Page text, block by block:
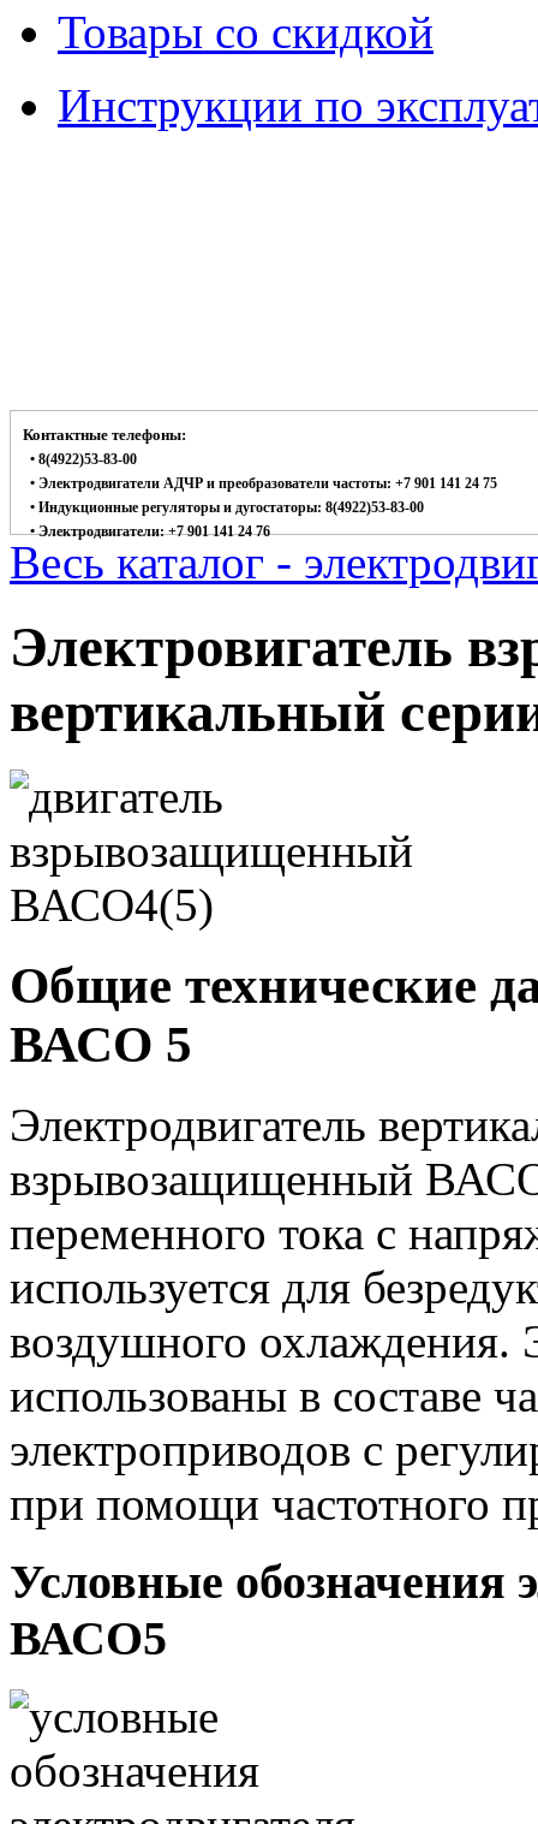
Товары со скидкой
Инструкции по
Контактные телефоны:
• 8(4922)53-83-00
• Электродвигатели АДЧР и преобразователи частоты: +7 901 141 24 75
• Индукционные регуляторы и дугостаторы: 8(4922)53-83-00
• Электродвигатели: +7 901 141 24 76
Весь каталог -
Электровигатель
вертикальный
Общие технические
ВАСО 5
Электродвигатель
взрывозащищенный
переменного тока с
используется для
воздушного охлаждения.
использованы в составе
электроприводов с
при помощи частотного
Условные обозначения
ВАСО5